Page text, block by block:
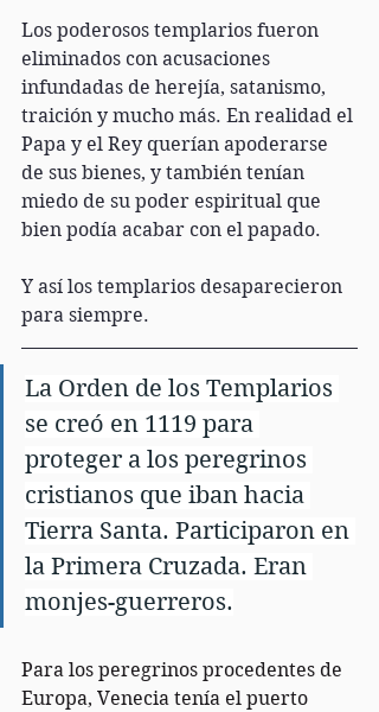
Los poderosos templarios fueron
eliminados con acusaciones
infundadas de herejía, satanismo,
traición y mucho más. En realidad el
Papa y el Rey querían apoderarse
de sus bienes, y también tenían
miedo de su poder espiritual que
bien podía acabar con el papado.
Y así los templarios desaparecieron
para siempre.
La Orden de los Templarios
se creó en 1119 para
proteger a los peregrinos
cristianos que iban hacia
Tierra Santa. Participaron en
la Primera Cruzada. Eran
monjes-guerreros.
Para los peregrinos procedentes de
Europa, Venecia tenía el puerto